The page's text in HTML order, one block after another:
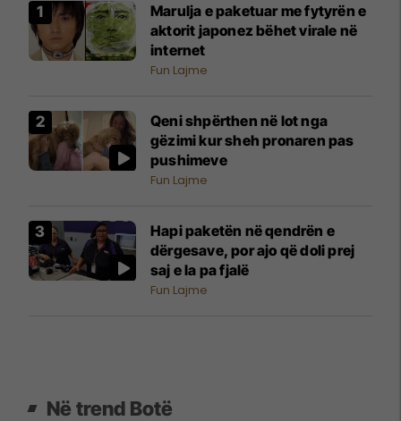
Marulja e paketuar me fytyrën e
aktorit japonez bëhet virale në
internet
Fun Lajme
Qeni shpërthen në lot nga
gëzimi kur sheh pronaren pas
pushimeve
Fun Lajme
Hapi paketën në qendrën e
dërgesave, por ajo që doli prej
saj e la pa fjalë
Fun Lajme
Në trend Botë